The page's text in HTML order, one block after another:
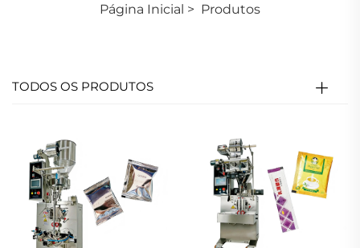
Página Inicial > Produtos
TODOS OS PRODUTOS